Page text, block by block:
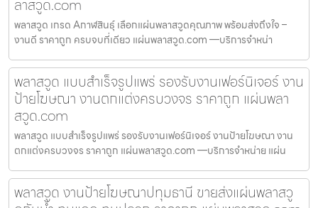
ลาสวูด.com
พลาสวูด เกรด Aกาฬสินธุ์ เลือกแผ่นพลาสวูดคุณภาพ พร้อมส่งถึงใจ –
งานดี ราคาถูก ครบจบที่เดียว แผ่นพลาสวูด.com —บริการจำหน่า
พลาสวูด แบบสำเร็จรูปแพร่ รองรับงานเฟอร์นิเจอร์ งาน
ป้ายโฆษณา งานตกแต่งครบวงจร ราคาถูก แผ่นพลา
สวูด.com
พลาสวูด แบบสำเร็จรูปแพร่ รองรับงานเฟอร์นิเจอร์ งานป้ายโฆษณา งาน
ตกแต่งครบวงจร ราคาถูก แผ่นพลาสวูด.com —บริการจำหน่าย แผ่น
พลาสวูด งานป้ายโฆษณาปทุมธานี ขายส่งแผ่นพลาสวู